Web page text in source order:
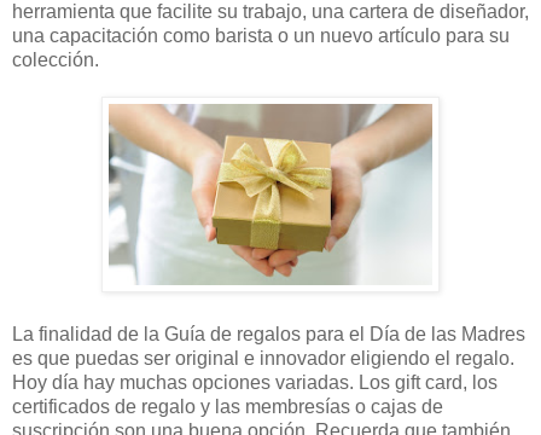
herramienta que facilite su trabajo, una cartera de diseñador,
una capacitación como barista o un nuevo artículo para su
colección.
La finalidad de la Guía de regalos para el Día de las Madres
es que puedas ser original e innovador eligiendo el regalo.
Hoy día hay muchas opciones variadas. Los gift card, los
certificados de regalo y las membresías o cajas de